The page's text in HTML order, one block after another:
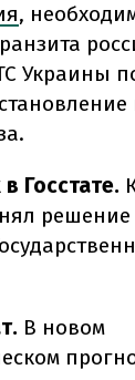
,
Украины
Госстате.
решение
В новом